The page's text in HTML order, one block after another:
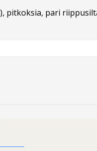
pitkoksia, pari